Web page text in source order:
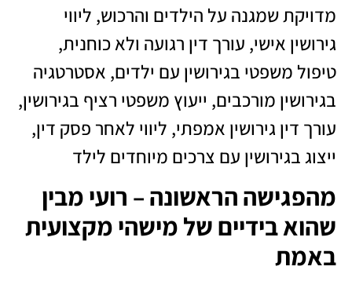
מדויקת שמגנה על הילדים והרכוש, ליווי
גירושין אישי, עורך דין רגועה ולא כוחנית,
טיפול משפטי בגירושין עם ילדים, אסטרטגיה
בגירושין מורכבים, ייעוץ משפטי רציף בגירושין,
עורך דין גירושין אמפתי, ליווי לאחר פסק דין,
ייצוג בגירושין עם צרכים מיוחדים לילד
מהפגישה הראשונה – רועי מבין
שהוא בידיים של מישהי מקצועית
באמת